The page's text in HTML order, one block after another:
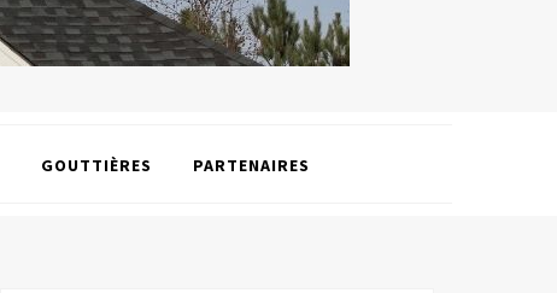
GOUTTIÈRES PARTENAIRES